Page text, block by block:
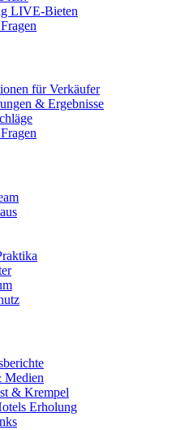
LIVE-Bieten
für Verkäufer
& Ergebnisse
Medien
& Krempel
Erholung